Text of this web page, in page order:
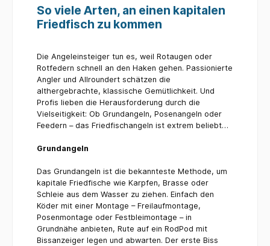
So viele Arten, an einen kapitalen
Friedfisch zu kommen
Die Angeleinsteiger tun es, weil Rotaugen oder
Rotfedern schnell an den Haken gehen. Passionierte
Angler und Allroundert schätzen die
althergebrachte, klassische Gemütlichkeit. Und
Profis lieben die Herausforderung durch die
Vielseitigkeit: Ob Grundangeln, Posenangeln oder
Feedern – das Friedfischangeln ist extrem beliebt…
Grundangeln
Das Grundangeln ist die bekannteste Methode, um
kapitale Friedfische wie Karpfen, Brasse oder
Schleie aus dem Wasser zu ziehen. Einfach den
Köder mit einer Montage – Freilaufmontage,
Posenmontage oder Festbleimontage – in
Grundnähe anbieten, Rute auf ein RodPod mit
Bissanzeiger legen und abwarten. Der erste Biss